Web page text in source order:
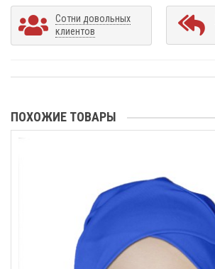
Сотни довольных
клиентов
ПОХОЖИЕ ТОВАРЫ